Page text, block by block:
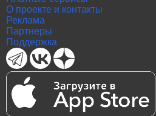
О проекте и контакты
Реклама
Партнеры
Поддержка